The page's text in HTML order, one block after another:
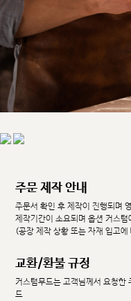
주문 제작 안내
주문서 확인 후 제작이 진행되며
제작기간이 소요되며 옵션 커스
(공장 제작 상황 또는 자재 입고
교환/환불 규정
커스텀무드는 고객님께서 요청한
드